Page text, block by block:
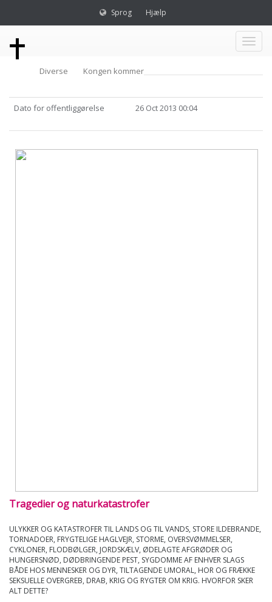
Sprog Hjælp
Toggle
Diverse Kongen kommer
Dato for offentliggørelse 26 Oct 2013 00:04
Tragedier og naturkatastrofer
ULYKKER OG KATASTROFER TIL LANDS OG TIL VANDS, STORE ILDEBRANDE,
TORNADOER, FRYGTELIGE HAGLVEJR, STORME, OVERSVØMMELSER,
CYKLONER, FLODBØLGER, JORDSKÆLV, ØDELAGTE AFGRØDER OG
HUNGERSNØD, DØDBRINGENDE PEST, SYGDOMME AF ENHVER SLAGS
BÅDE HOS MENNESKER OG DYR, TILTAGENDE UMORAL, HOR OG FRÆKKE
SEKSUELLE OVERGREB, DRAB, KRIG OG RYGTER OM KRIG. HVORFOR SKER
ALT DETTE?